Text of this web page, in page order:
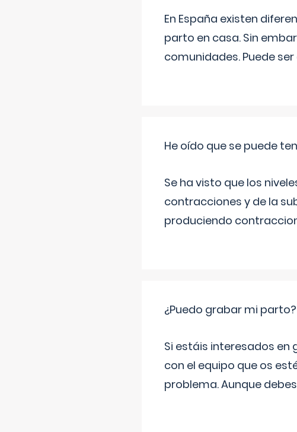
En España existen
parto en casa. Sin
comunidades. Puede
He oído que se puede
Se ha visto que los
contracciones y de la
produciendo
¿Puedo grabar mi parto?
Si estáis interesados
con el equipo que os
problema. Aunque